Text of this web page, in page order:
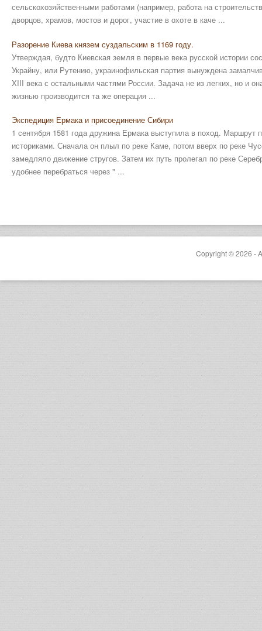
сельскохозяйственными работами (например, работа на
дворцов, храмов, мостов и дорог, участие в охоте в каче ...
Разорение Киева князем суздальским в 1169 году.
Утверждая, будто Киевская земля в первые века русской истории
Украйну, или Рутению, украинофильская партия вынуждена
XIII века с остальными частями России. Задача не из легких, но и
жизнью производится та же операция ...
Экспедиция Ермака и присоединение Сибири
1 сентября 1581 года дружина Ермака выступила в поход. Маршрут
историками. Сначала он плыл по реке Каме, потом вверх по реке
замедляло движение стругов. Затем их путь пролегал по реке
удобнее перебраться через " ...
Copyright © 2026 -